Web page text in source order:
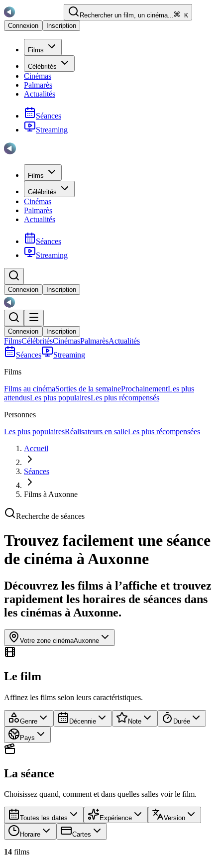
Rechercher un film, un cinéma...
K
Connexion
Inscription
Films
Célébrités
Cinémas
Palmarès
Actualités
Séances
Streaming
Films
Célébrités
Cinémas
Palmarès
Actualités
Séances
Streaming
Connexion Inscription
Connexion Inscription
FilmsCélébritésCinémasPalmarèsActualités
Séances
Streaming
Films
Films au cinémaSorties de la semaineProchainementLes plus
attendusLes plus populairesLes plus récompensés
Personnes
Les plus populairesRéalisateurs en salleLes plus récompensées
Accueil
Séances
Films à Auxonne
Recherche de séances
Trouvez facilement une séance
de cinéma à Auxonne
Découvrez les films à l’affiche et trouvez
rapidement les horaires de séances dans
les cinémas à Auxonne.
Votre zone cinémaAuxonne
Le film
Affinez les films selon leurs caractéristiques.
Genre Décennie Note Durée
Pays
La séance
Choisissez quand, comment et dans quelles salles voir le film.
Toutes les dates Expérience Version
Horaire Cartes
14 films